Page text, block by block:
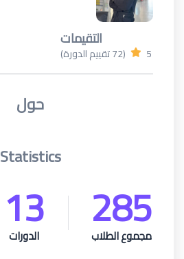
التقيمات
5 (72 تقييم الدورة)
حول
Statistics
285
مجموع الطلاب 13
الدورات